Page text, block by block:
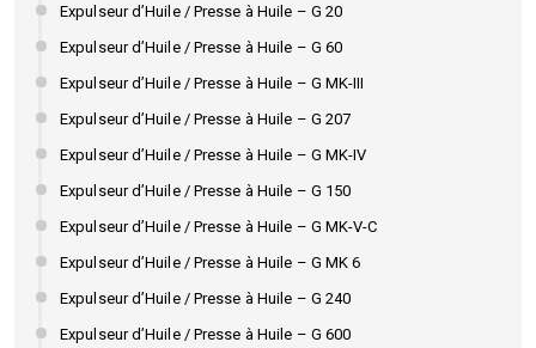
Expulseur d’Huile / Presse à Huile – G 20
Expulseur d’Huile / Presse à Huile – G 60
Expulseur d’Huile / Presse à Huile – G MK-III
Expulseur d’Huile / Presse à Huile – G 207
Expulseur d’Huile / Presse à Huile – G MK-IV
Expulseur d’Huile / Presse à Huile – G 150
Expulseur d’Huile / Presse à Huile – G MK-V-C
Expulseur d’Huile / Presse à Huile – G MK 6
Expulseur d’Huile / Presse à Huile – G 240
Expulseur d’Huile / Presse à Huile – G 600